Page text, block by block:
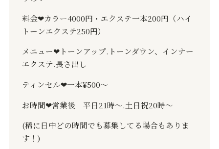
料金❤︎カラー4000円・エクステ一本200円（ハイ
トーンエクステ250円）
メニュー❤︎トーンアップ. トーンダウン、インナー
エクステ.長さ出し
ティンセル❤︎一本¥500〜
お時間❤︎営業後 平日21時〜.土日祝20時〜
(稀に日中どの時間でも募集してる場合もありま
す！ )